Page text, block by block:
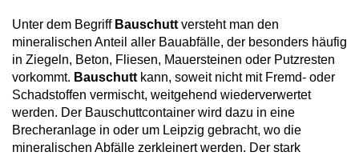
Unter dem Begriff Bauschutt versteht man den
mineralischen Anteil aller Bauabfälle, der besonders häufig
in Ziegeln, Beton, Fliesen, Mauersteinen oder Putzresten
vorkommt. Bauschutt kann, soweit nicht mit Fremd- oder
Schadstoffen vermischt, weitgehend wiederverwertet
werden. Der Bauschuttcontainer wird dazu in eine
Brecheranlage in oder um Leipzig gebracht, wo die
mineralischen Abfälle zerkleinert werden. Der stark